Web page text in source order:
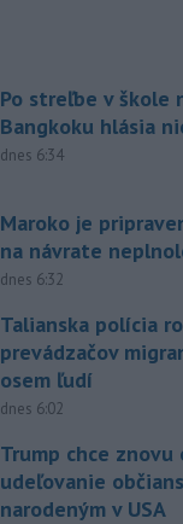
Po streľbe v škole
Bangkoku hlásia
dnes 6:34
Maroko je
na návrate
dnes 6:32
Talianska polícia
prevádzačov
osem ľudí
dnes 6:02
Trump chce
udeľovanie
narodeným v USA